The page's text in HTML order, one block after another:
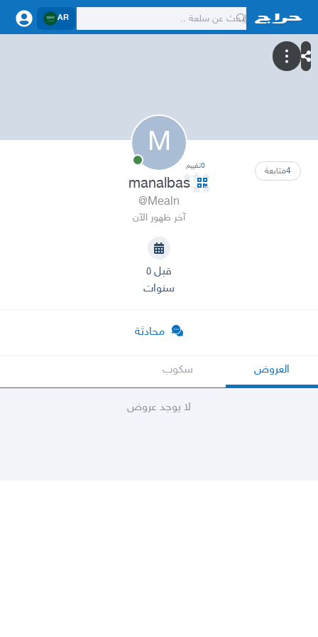
AR
M
4متابعة 0تقييم
manalbas
@Mealn
آخر ظهور الآن
قبل ٥
سنوات
محادثة
العروض سكوب
لا يوجد عروض